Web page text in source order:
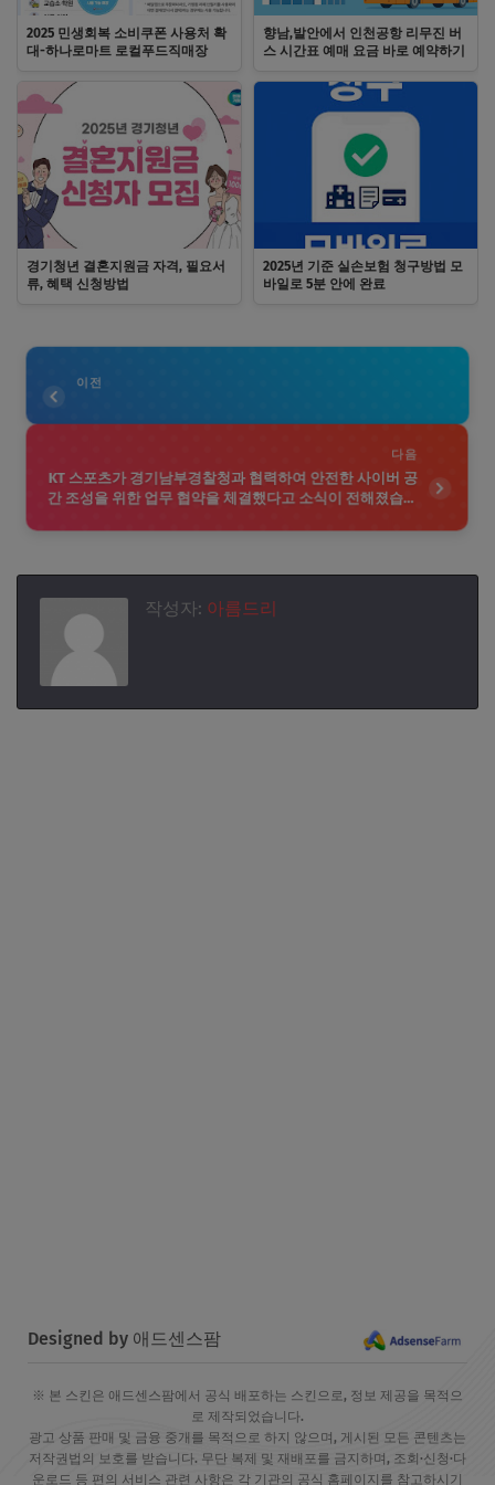
2025 민생회복 소비쿠폰 사용처 확
대-하나로마트 로컬푸드직매장
향남,발안에서 인천공항 리무진 버
스 시간표 예매 요금 바로 예약하기
경기청년 결혼지원금 자격, 필요서
류, 혜택 신청방법
2025년 기준 실손보험 청구방법 모
바일로 5분 안에 완료
이전
다음
KT 스포츠가 경기남부경찰청과 협력하여 안전한 사이버 공
간 조성을 위한 업무 협약을 체결했다고 소식이 전해졌습니
들과 시민들이 보다 안전한 환경에서 스포츠를 즐길 수 있도
록 지원할 예정입니다. 협약의 주요 내용은 사이버 안전 교육,
범죄 예방 캠페인, 그리고 정보 공유 등으로, 앞으로의 활동을
통해 지역 사회의 사이버 안전을 강화하는 데 기여할 것으로
작성자: 아름드리
Designed by 애드센스팜
※ 본 스킨은 애드센스팜에서 공식 배포하는 스킨으로, 정보 제공을 목적으
로 제작되었습니다.
광고 상품 판매 및 금융 중개를 목적으로 하지 않으며, 게시된 모든 콘텐츠는
저작권법의 보호를 받습니다. 무단 복제 및 재배포를 금지하며, 조회·신청·다
운로드 등 편의 서비스 관련 사항은 각 기관의 공식 홈페이지를 참고하시기